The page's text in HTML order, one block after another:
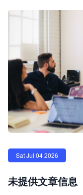
Sat Jul 04 2026
未提供文章信息